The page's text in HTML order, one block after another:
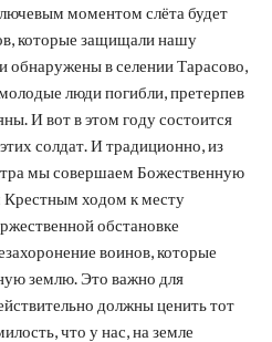
моментом слёта будет
которые защищали нашу
обнаружены в селении Тарасово,
люди погибли, претерпев
И вот в этом году состоится
солдат. И традиционно, из
мы совершаем Божественную
ходом к месту
обстановке
воинов, которые
землю. Это важно для
должны ценить тот
что у нас, на земле